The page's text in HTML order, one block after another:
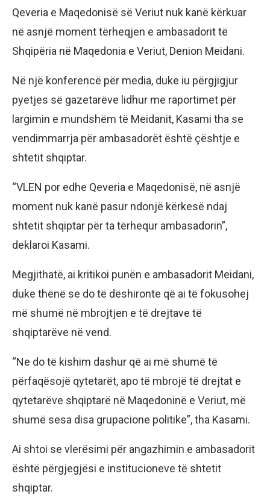
Qeveria e Maqedonisë së Veriut nuk kanë kërkuar
në asnjë moment tërheqjen e ambasadorit të
Shqipëria në Maqedonia e Veriut, Denion Meidani.
Në një konferencë për media, duke iu përgjigjur
pyetjes së gazetarëve lidhur me raportimet për
largimin e mundshëm të Meidanit, Kasami tha se
vendimmarrja për ambasadorët është çështje e
shtetit shqiptar.
“VLEN por edhe Qeveria e Maqedonisë, në asnjë
moment nuk kanë pasur ndonjë kërkesë ndaj
shtetit shqiptar për ta tërhequr ambasadorin”,
deklaroi Kasami.
Megjithatë, ai kritikoi punën e ambasadorit Meidani,
duke thënë se do të dëshironte që ai të fokusohej
më shumë në mbrojtjen e të drejtave të
shqiptarëve në vend.
“Ne do të kishim dashur që ai më shumë të
përfaqësojë qytetarët, apo të mbrojë të drejtat e
qytetarëve shqiptarë në Maqedoninë e Veriut, më
shumë sesa disa grupacione politike”, tha Kasami.
Ai shtoi se vlerësimi për angazhimin e ambasadorit
është përgjegjësi e institucioneve të shtetit
shqiptar.